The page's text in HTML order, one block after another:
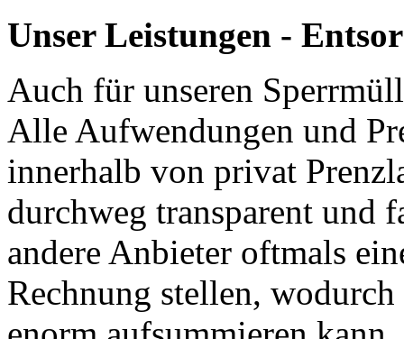
Unser Leistungen -
Auch für unseren
Alle Aufwendungen und
innerhalb von privat
durchweg transparent und
andere Anbieter oftmals
Rechnung stellen,